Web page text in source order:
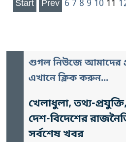
Start Prev 6 7 8 9 10 11
গুগল নিউজে আমাদের
এখানে ক্লিক করুন...
খেলাধুলা, তথ্য-
দেশ-বিদেশের
সর্বশেষ খবর